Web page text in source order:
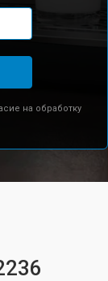
на обработку